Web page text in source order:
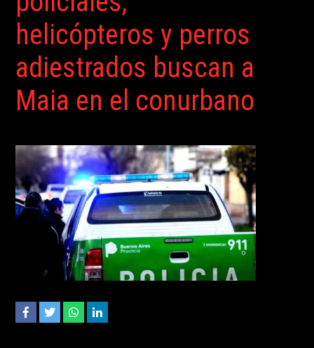
helicópteros y perros
adiestrados buscan a
Maia en el conurbano